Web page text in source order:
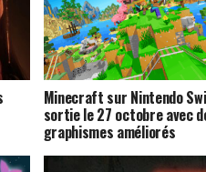
Minecraft sur Nintendo
sortie le 27 octobre avec
graphismes améliorés